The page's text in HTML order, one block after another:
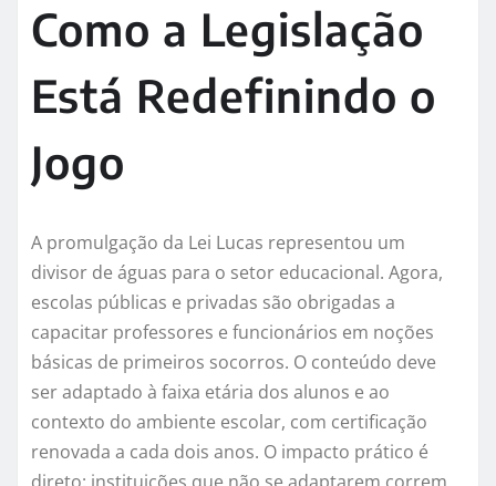
Como a Legislação
Está Redefinindo o
Jogo
A promulgação da Lei Lucas representou um
divisor de águas para o setor educacional. Agora,
escolas públicas e privadas são obrigadas a
capacitar professores e funcionários em noções
básicas de primeiros socorros. O conteúdo deve
ser adaptado à faixa etária dos alunos e ao
contexto do ambiente escolar, com certificação
renovada a cada dois anos. O impacto prático é